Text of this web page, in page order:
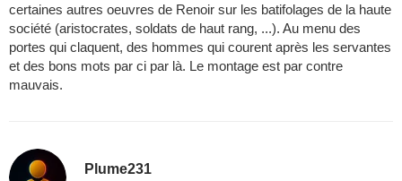
certaines autres oeuvres de Renoir sur les batifolages de la haute
société (aristocrates, soldats de haut rang, ...). Au menu des
portes qui claquent, des hommes qui courent après les servantes
et des bons mots par ci par là. Le montage est par contre
mauvais.
Plume231